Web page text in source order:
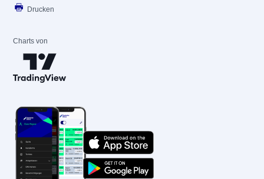
Drucken
Charts von